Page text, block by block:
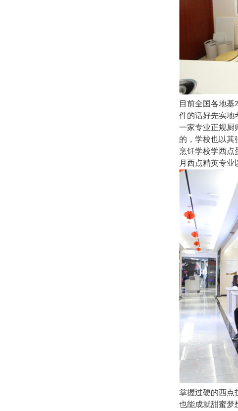
目前全国各地
件的话好先实地
一家专业正规厨
的，学校也以其
烹饪学校学西点
月西点精英专业
掌握过硬的西点
也能成就甜蜜梦